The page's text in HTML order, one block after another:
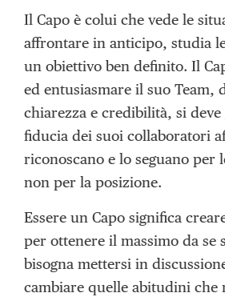
Il Capo è colui che vede le
affrontare in anticipo, studia
un obiettivo ben definito. Il
ed entusiasmare il suo Team,
chiarezza e credibilità, si deve
fiducia dei suoi collaboratori
riconoscano e lo seguano per
non per la posizione.
Essere un Capo significa
per ottenere il massimo da se
bisogna mettersi in
cambiare quelle abitudini che